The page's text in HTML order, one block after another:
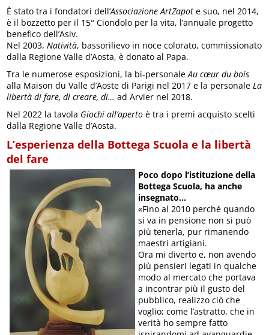
È stato tra i fondatori dell’Associazione ArtZapot e suo, nel 2014,
è il bozzetto per il 15° Ciondolo per la vita, l’annuale progetto
benefico dell’Asiv.
Nel 2003,Natività, bassorilievo in noce colorato, commissionato
dalla Regione Valle d’Aosta, è donato al Papa.
Tra le numerose esposizioni, la bi-personaleAu cœur du bois
alla Maison du Valle d’Aoste di Parigi nel 2017 e la personaleLa
libertà di fare, di creare, di… ad Arvier nel 2018.
Nel 2022 la tavola Giochi all’apertoè tra i premi acquisto scelti
dalla Regione Valle d’Aosta.
L’esperienza della Bottega Scuola e la libertà
del fare
Poco dopo l’istituzione della
Bottega Scuola, ha anche
insegnato…
«Fino al 2010 perché quando
si va in pensione non si può
più tenerla, pur rimanendo
maestri artigiani.
Ora mi diverto e, non avendo
più pensieri legati in qualche
modo al mercato che portava
a incontrar più il gusto del
pubblico, realizzo ciò che
voglio; come l’astratto, che in
verità ho sempre fatto